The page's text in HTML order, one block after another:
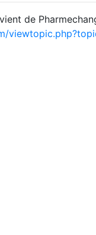
de